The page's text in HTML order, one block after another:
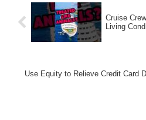
Cruise
Living
Use Equity to Relieve Credit Card